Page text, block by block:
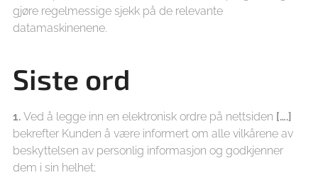
gjøre regelmessige sjekk på de relevante
datamaskinenene.
Siste ord
1. Ved å legge inn en elektronisk ordre på nettsiden [….]
bekrefter Kunden å være informert om alle vilkårene av
beskyttelsen av personlig informasjon og godkjenner
dem i sin helhet;